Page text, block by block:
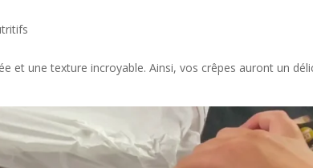
et une texture incroyable. Ainsi, vos crêpes auront un